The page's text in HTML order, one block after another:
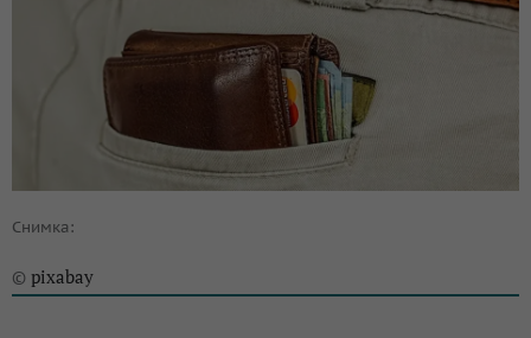
Снимка:
© pixabay